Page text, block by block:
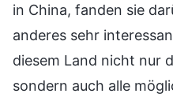
in China, fanden sie
anderes sehr
diesem Land nicht nur
sondern auch alle